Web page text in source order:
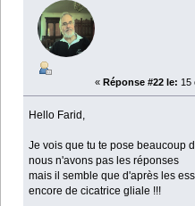
« Réponse #22 le: 15
Hello Farid,
Je vois que tu te pose beaucoup
nous n'avons pas les réponses
mais il semble que d'après les
encore de cicatrice gliale !!!